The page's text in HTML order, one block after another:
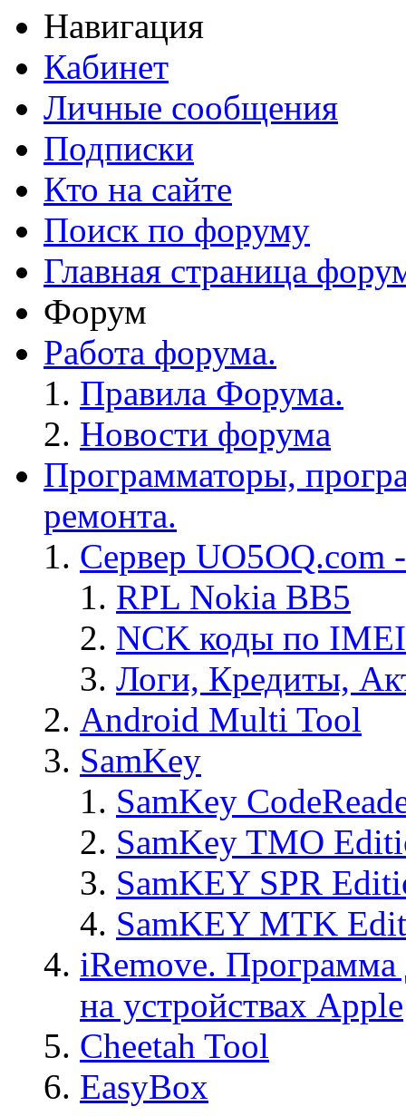
Навигация
Кабинет
Личные сообщения
Подписки
Кто на сайте
Поиск по форуму
Главная страница
Форум
Работа форума.
Правила Форума.
Новости форума
Программаторы,
ремонта.
Сервер
RPL Nokia BB5
NCK коды по IMEI
Логи, Кредиты,
Android Multi Tool
SamKey
SamKey
SamKey TMO
SamKEY SPR
SamKEY MTK
iRemove. Программа
на устройствах Apple
Cheetah Tool
EasyBox